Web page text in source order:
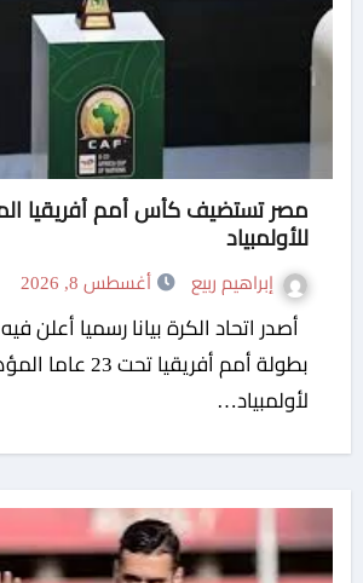
مصر تستضيف كأس أمم أفريقيا
للأولمبياد
إبراهيم ربيع أغسطس 8, 2026
أصدر اتحاد الكرة بيانا رسميا أعلن فيه استضافة مصر
بطولة أمم أفريقيا تحت 23
لأولمبياد…